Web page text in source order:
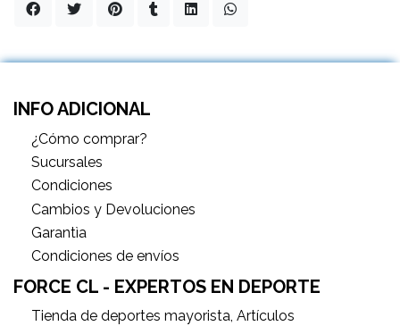
INFO ADICIONAL
¿Cómo comprar?
Sucursales
Condiciones
Cambios y Devoluciones
Garantìa
Condiciones de envíos
FORCE CL - EXPERTOS EN DEPORTE
Tienda de deportes mayorista, Artículos